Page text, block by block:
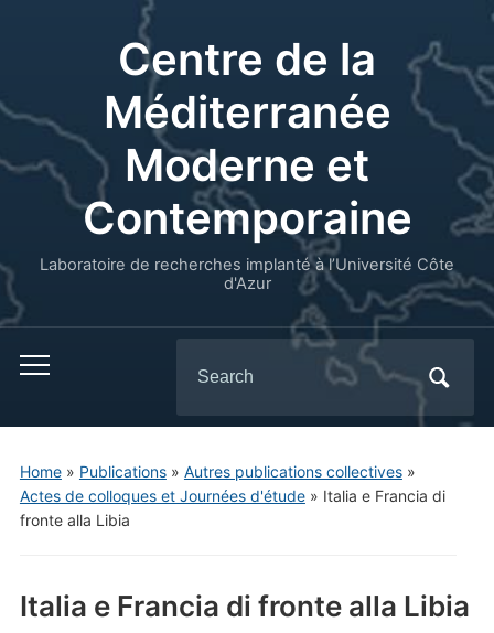
Centre de la
Méditerranée
Moderne et
Contemporaine
Laboratoire de recherches implanté à l’Université Côte
d'Azur
for:
Home» Publications» Autres publications collectives»
Actes de colloques et Journées d'étude» Italia e Francia di
fronte alla Libia
Italia e Francia di fronte alla Libia